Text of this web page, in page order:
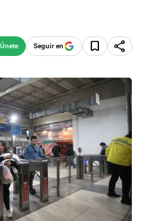
Seguir en